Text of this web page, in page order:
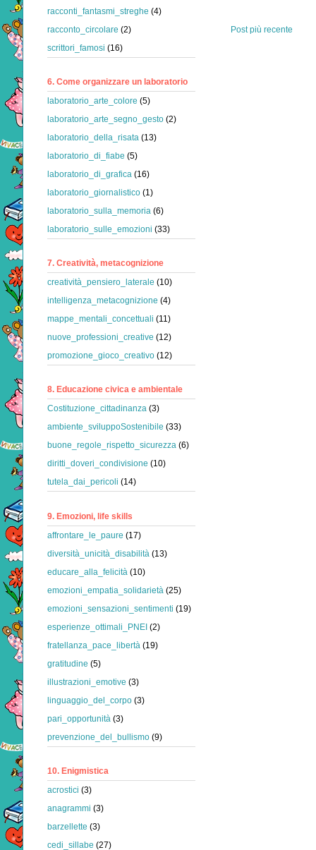
Post più recente
racconti_fantasmi_streghe (4)
racconto_circolare (2)
scrittori_famosi (16)
6. Come organizzare un laboratorio
laboratorio_arte_colore (5)
laboratorio_arte_segno_gesto (2)
laboratorio_della_risata (13)
laboratorio_di_fiabe (5)
laboratorio_di_grafica (16)
laboratorio_giornalistico (1)
laboratorio_sulla_memoria (6)
laboratorio_sulle_emozioni (33)
7. Creatività, metacognizione
creatività_pensiero_laterale (10)
intelligenza_metacognizione (4)
mappe_mentali_concettuali (11)
nuove_professioni_creative (12)
promozione_gioco_creativo (12)
8. Educazione civica e ambientale
Costituzione_cittadinanza (3)
ambiente_sviluppoSostenibile (33)
buone_regole_rispetto_sicurezza (6)
diritti_doveri_condivisione (10)
tutela_dai_pericoli (14)
9. Emozioni, life skills
affrontare_le_paure (17)
diversità_unicità_disabilità (13)
educare_alla_felicità (10)
emozioni_empatia_solidarietà (25)
emozioni_sensazioni_sentimenti (19)
esperienze_ottimali_PNEI (2)
fratellanza_pace_libertà (19)
gratitudine (5)
illustrazioni_emotive (3)
linguaggio_del_corpo (3)
pari_opportunità (3)
prevenzione_del_bullismo (9)
10. Enigmistica
acrostici (3)
anagrammi (3)
barzellette (3)
cedi_sillabe (27)